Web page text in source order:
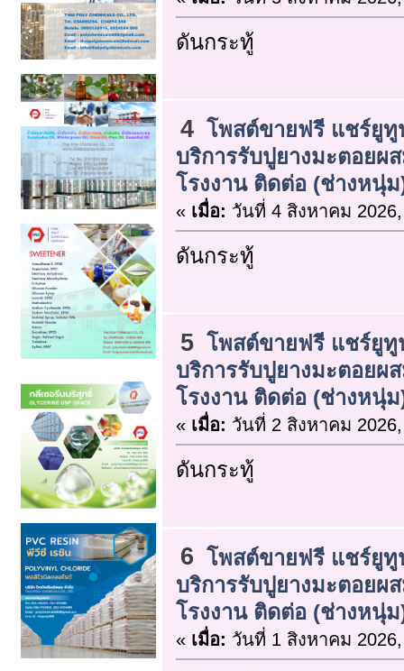
ดันกระทู้
4 โพสต์ขายฟรี แชร์ยูทู
บริการรับปูยางมะตอยผ
โรงงาน ติดต่อ (ช่างหนุ่ม
« เมื่อ: วันที่ 4 สิงหาคม
ดันกระทู้
5
โพสต์ขายฟรี แชร์ยูทู
บริการรับปูยางมะตอยผ
โรงงาน ติดต่อ (ช่างหนุ่
« เมื่อ: วันที่ 2 สิงหาคม
ดันกระทู้
6 โพสต์ขายฟรี แชร์ยูทู
บริการรับปูยางมะตอยผ
โรงงาน ติดต่อ (ช่างหนุ่ม
« เมื่อ: วันที่ 1 สิงหาคม